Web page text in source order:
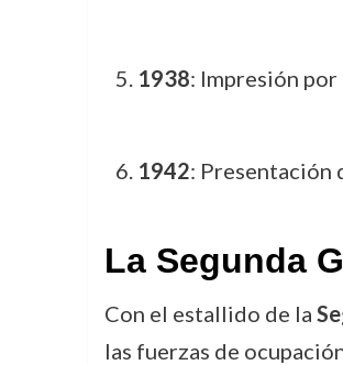
1938: Impresión por
1942: Presentación
La Segunda
Con el estallido de la
las fuerzas de